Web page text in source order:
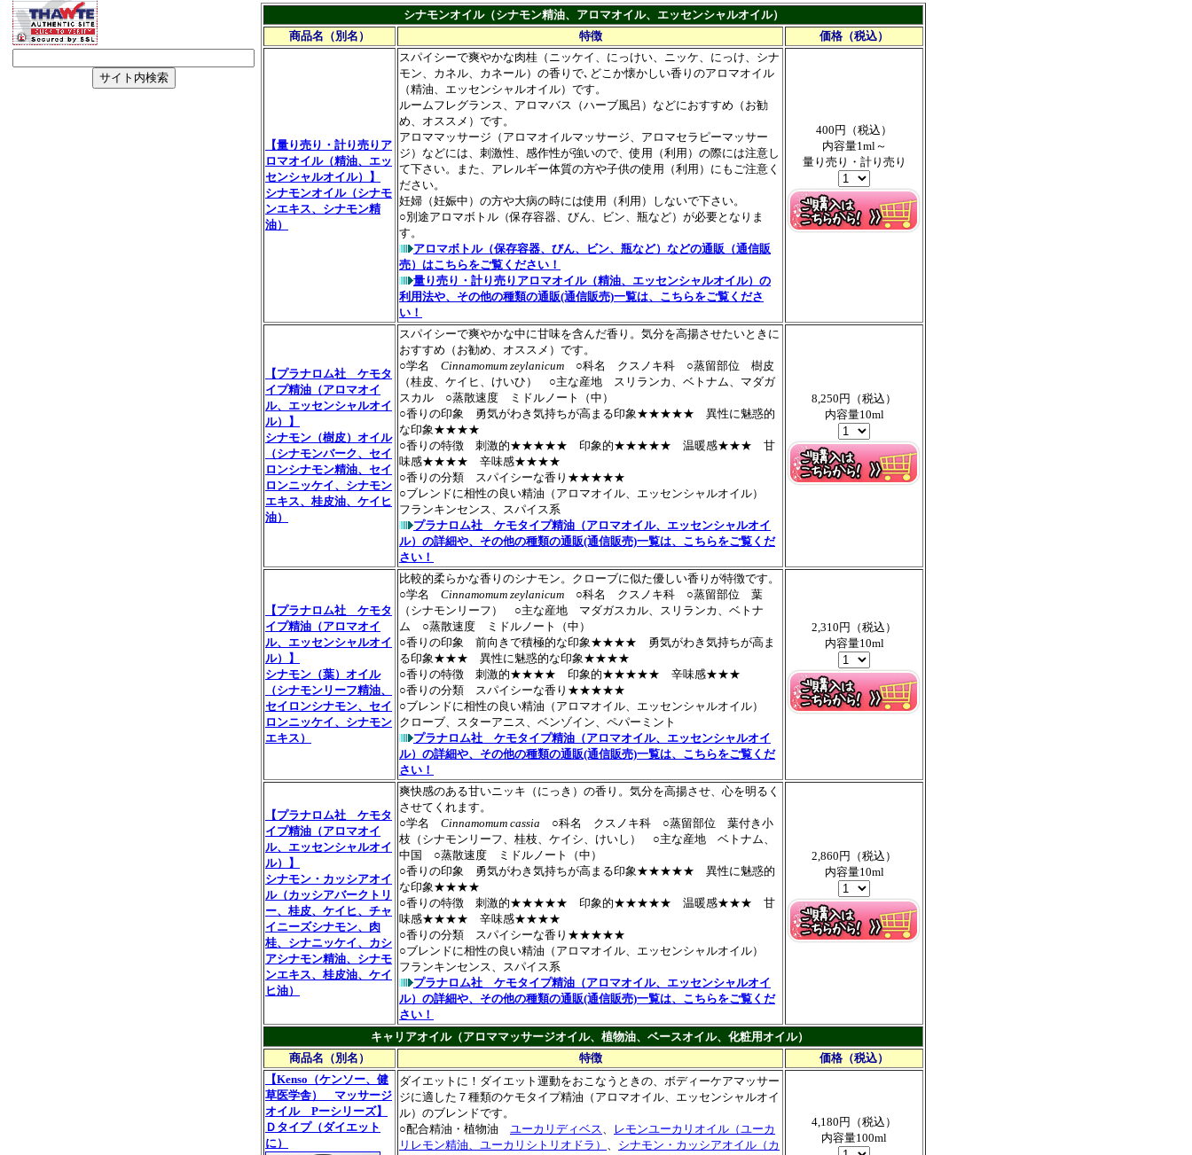
シナモンオイル（シナモン精油、アロマオイル、エッセンシャルオイル）
商品名（別名）
特徴 価格（税込）
【量り売り・計り売りア
ロマオイル（精油、エッ
センシャルオイル）】
シナモンオイル（シナモ
ンエキス、シナモン精
油）
スパイシーで爽やかな肉桂（ニッケイ、にっけい、ニッケ、にっけ、シナ
モン、カネル、カネール）の香りで､どこか懐かしい香りのアロマオイル
（精油、エッセンシャルオイル）です。
ルームフレグランス、アロマバス（ハーブ風呂）などにおすすめ（お勧
め、オススメ）です。
アロママッサージ（アロマオイルマッサージ、アロマセラピーマッサー
ジ）などには、刺激性、感作性が強いので、使用（利用）の際には注意し
て下さい。また、アレルギー体質の方や子供の使用（利用）にもご注意く
ださい。
妊婦（妊娠中）の方や大病の時には使用（利用）しないで下さい。
○別途アロマボトル（保存容器、びん、ビン、瓶など）が必要となりま
す。
アロマボトル（保存容器、びん、ビン、瓶など）などの通販（通信販
売）はこちらをご覧ください！
量り売り・計り売りアロマオイル（精油、エッセンシャルオイル）の
利用法や、その他の種類の通販(通信販売)一覧は、こちらをご覧くださ
い！
400円（税込）
内容量1ml～
量り売り・計り売り
【プラナロム社 ケモタ
イプ精油（アロマオイ
ル、エッセンシャルオイ
ル）】
シナモン（樹皮）オイル
（シナモンバーク、セイ
ロンシナモン精油、セイ
ロンニッケイ、シナモン
エキス、桂皮油、ケイヒ
油）
スパイシーで爽やかな中に甘味を含んだ香り。気分を高揚させたいときに
おすすめ（お勧め、オススメ）です。
○学名 Cinnamomum zeylanicum ○科名 クスノキ科 ○蒸留部位 樹皮
（桂皮、ケイヒ、けいひ） ○主な産地 スリランカ、ベトナム、マダガ
スカル ○蒸散速度 ミドルノート（中）
○香りの印象 勇気がわき気持ちが高まる印象★★★★★ 異性に魅惑的
な印象★★★★
○香りの特徴 刺激的★★★★★ 印象的★★★★★ 温暖感★★★ 甘
味感★★★★ 辛味感★★★★
○香りの分類 スパイシーな香り★★★★★
○ブレンドに相性の良い精油（アロマオイル、エッセンシャルオイル）
フランキンセンス、スパイス系
プラナロム社 ケモタイプ精油（アロマオイル、エッセンシャルオイ
ル）の詳細や、その他の種類の通販(通信販売)一覧は、こちらをご覧くだ
さい！
8,250円（税込）
内容量10ml
【プラナロム社 ケモタ
イプ精油（アロマオイ
ル、エッセンシャルオイ
ル）】
シナモン（葉）オイル
（シナモンリーフ精油、
セイロンシナモン、セイ
ロンニッケイ、シナモン
エキス）
比較的柔らかな香りのシナモン。クローブに似た優しい香りが特徴です。
○学名 Cinnamomum zeylanicum ○科名 クスノキ科 ○蒸留部位 葉
（シナモンリーフ） ○主な産地 マダガスカル、スリランカ、ベトナ
ム ○蒸散速度 ミドルノート（中）
○香りの印象 前向きで積極的な印象★★★★ 勇気がわき気持ちが高ま
る印象★★★ 異性に魅惑的な印象★★★★
○香りの特徴 刺激的★★★★ 印象的★★★★★ 辛味感★★★
○香りの分類 スパイシーな香り★★★★★
○ブレンドに相性の良い精油（アロマオイル、エッセンシャルオイル）
クローブ、スターアニス、ベンゾイン、ペパーミント
プラナロム社 ケモタイプ精油（アロマオイル、エッセンシャルオイ
ル）の詳細や、その他の種類の通販(通信販売)一覧は、こちらをご覧くだ
さい！
2,310円（税込）
内容量10ml
【プラナロム社 ケモタ
イプ精油（アロマオイ
ル、エッセンシャルオイ
ル）】
シナモン・カッシアオイ
ル（カッシアバークトリ
ー、桂皮、ケイヒ、チャ
イニーズシナモン、肉
桂、シナニッケイ、カシ
アシナモン精油、シナモ
ンエキス、桂皮油、ケイ
ヒ油）
爽快感のある甘いニッキ（にっき）の香り。気分を高揚させ、心を明るく
させてくれます。
○学名 Cinnamomum cassia ○科名 クスノキ科 ○蒸留部位 葉付き小
枝（シナモンリーフ、桂枝、ケイシ、けいし） ○主な産地 ベトナム、
中国 ○蒸散速度 ミドルノート（中）
○香りの印象 勇気がわき気持ちが高まる印象★★★★★ 異性に魅惑的
な印象★★★★
○香りの特徴 刺激的★★★★★ 印象的★★★★★ 温暖感★★★ 甘
味感★★★★ 辛味感★★★★
○香りの分類 スパイシーな香り★★★★★
○ブレンドに相性の良い精油（アロマオイル、エッセンシャルオイル）
フランキンセンス、スパイス系
プラナロム社 ケモタイプ精油（アロマオイル、エッセンシャルオイ
ル）の詳細や、その他の種類の通販(通信販売)一覧は、こちらをご覧くだ
さい！
2,860円（税込）
内容量10ml
キャリアオイル（アロママッサージオイル、植物油、ベースオイル、化粧用オイル）
商品名（別名）
特徴
価格（税込）
【Kenso（ケンソー、健
草医学舎） マッサージ
オイル Pーシリーズ】
Ｄタイプ（ダイエット
に）
ダイエットに！ダイエット運動をおこなうときの、ボディーケアマッサー
ジに適した７種類のケモタイプ精油（アロマオイル、エッセンシャルオイ
ル）のブレンドです。
○配合精油・植物油 ユーカリディベス、
レモンユーカリオイル（ユーカ
リレモン精油、ユーカリシトリオドラ） 、 シナモン・カッシアオイル（カ
4,180円（税込）
内容量100ml